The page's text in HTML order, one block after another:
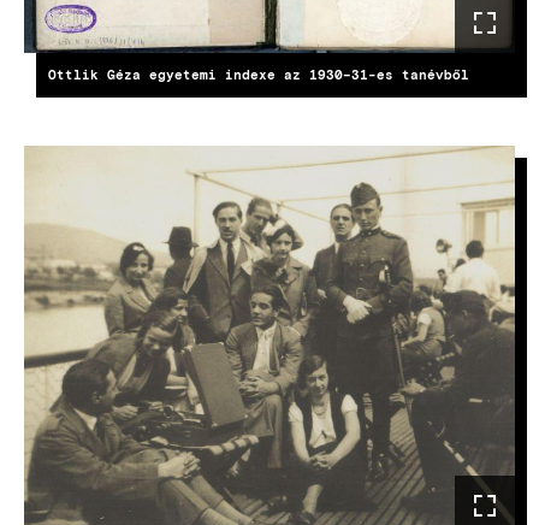
Ottlik Géza egyetemi indexe az 1930–31-es tanévből
KÉP